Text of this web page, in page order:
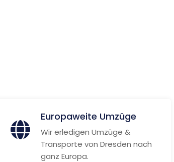
Europaweite Umzüge
Wir erledigen Umzüge &
Transporte von Dresden nach
ganz Europa.